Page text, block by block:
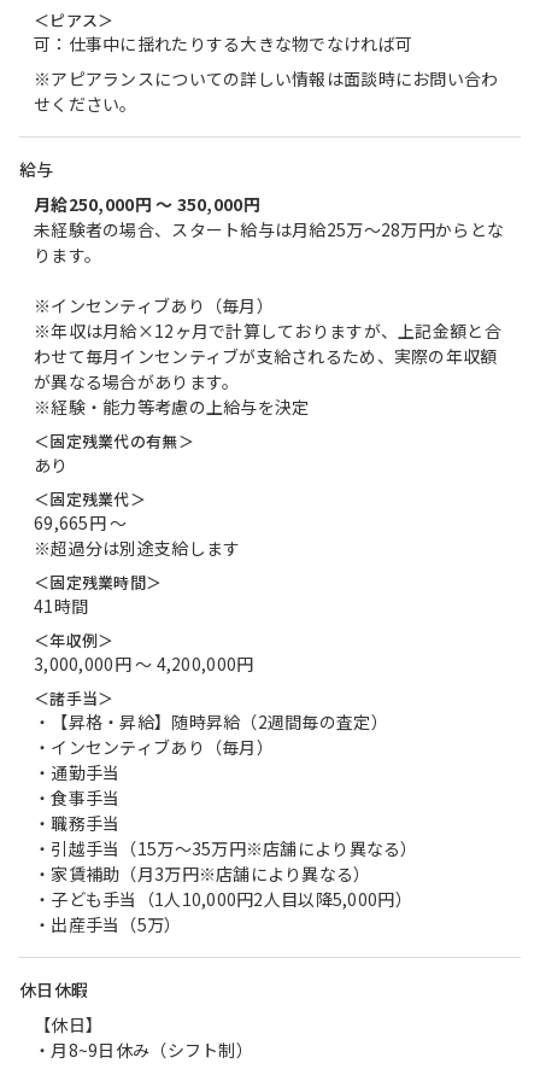
＜ピアス＞
可：仕事中に揺れたりする大きな物でなければ可
※アピアランスについての詳しい情報は面談時にお問い合わ
せください。
給与
月給250,000円 〜 350,000円
未経験者の場合、スタート給与は月給25万～28万円からとな
ります。
※インセンティブあり（毎月）
※年収は月給×12ヶ月で計算しておりますが、上記金額と合
わせて毎月インセンティブが支給されるため、実際の年収額
が異なる場合があります。
※経験・能力等考慮の上給与を決定
＜固定残業代の有無＞
あり
＜固定残業代＞
69,665円 〜
※超過分は別途支給します
＜固定残業時間＞
41時間
＜年収例＞
3,000,000円 〜 4,200,000円
＜諸手当＞
・【昇格・昇給】随時昇給（2週間毎の査定）
・インセンティブあり（毎月）
・通勤手当
・食事手当
・職務手当
・引越手当（15万～35万円※店舗により異なる）
・家賃補助（月3万円※店舗により異なる）
・子ども手当（1人10,000円2人目以降5,000円）
・出産手当（5万）
休日休暇
【休日】
・月8~9日休み（シフト制）